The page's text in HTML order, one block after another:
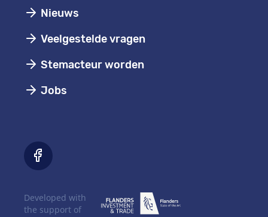
Nieuws
Veelgestelde vragen
Stemacteur worden
Jobs
Developed with
the support of